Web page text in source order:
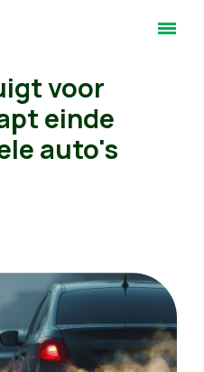
voor
einde
auto's